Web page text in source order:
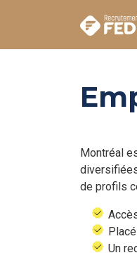
Montréal
de profils
Un